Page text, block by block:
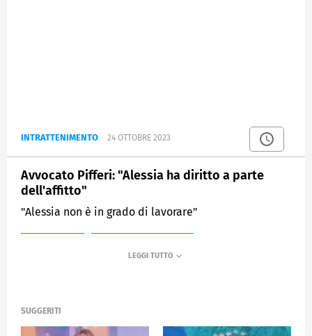
INTRATTENIMENTO 24 OTTOBRE 2023
Avvocato Pifferi: "Alessia ha diritto a parte
dell'affitto"
"Alessia non è in grado di lavorare"
SUGGERITI